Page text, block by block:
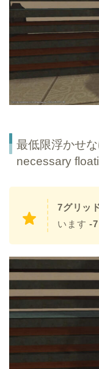
最低限浮かせ
necessary
7グリッ
います-